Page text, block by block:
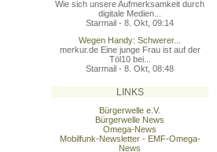
Wie sich unsere Aufmerksamkeit durch
digitale Medien...
Starmail - 8. Okt, 09:14
Wegen Handy: Schwerer...
merkur.de Eine junge Frau ist auf der
Töl10 bei...
Starmail - 8. Okt, 08:48
LINKS
Bürgerwelle e.V.
Bürgerwelle News
Omega-News
Mobilfunk-Newsletter - EMF-Omega-
News